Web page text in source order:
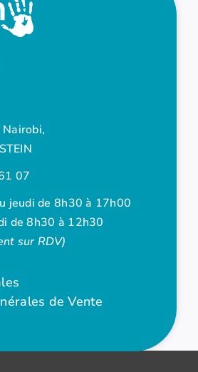
Nairobi,
07
jeudi de 8h30 à 17h00
de 8h30 à 12h30
sur RDV)
de Vente